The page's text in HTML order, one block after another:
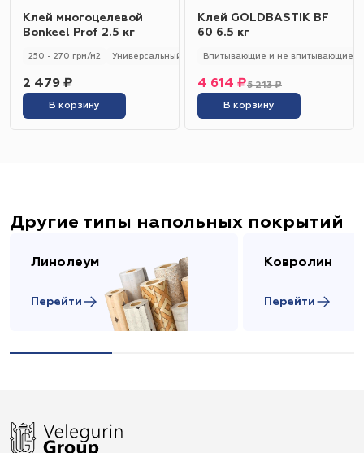
Клей многоцелевой
Bonkeel Prof 2.5 кг
250 - 270 грм/м2 Универсальный 250 - 270 гр/м2
2 479 ₽
В корзину
Клей GOLDBASTIK BF
60 6.5 кг
Впитывающие и не впитывающие
5 213 ₽
4 614 ₽
В корзину
Другие типы напольных покрытий
Линолеум
Перейти
Ковролин
Перейти